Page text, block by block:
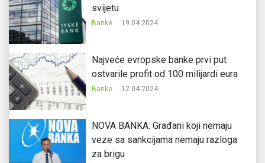
svijetu
Banke 19.04.2024.
Najveće evropske banke prvi put
ostvarile profit od 100 milijardi eura
Banke 12.04.2024.
NOVA BANKA: Građani koji nemaju
veze sa sankcijama nemaju razloga
za brigu